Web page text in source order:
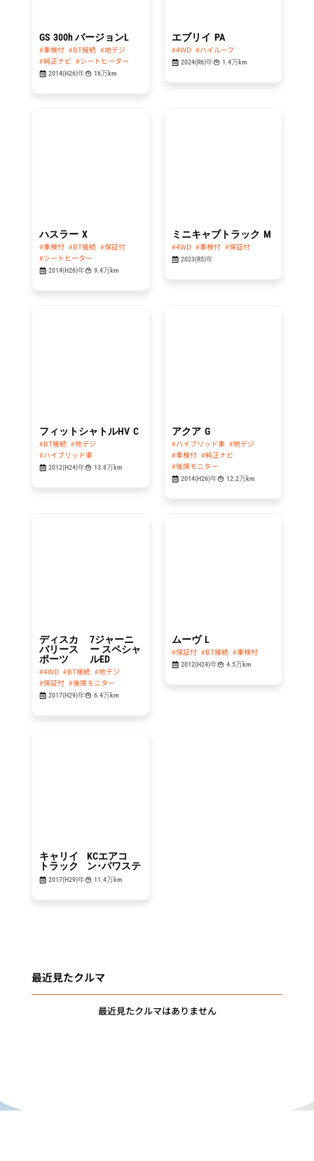
GS 300h バージョンL
#車検付 #BT接続 #地デジ
#純正ナビ #シートヒーター
2014(H26)年 16万km
エブリイ PA
#4WD #ハイルーフ
2024(R6)年 1.4万km
ハスラー X
#車検付 #BT接続 #保証付
#シートヒーター
2014(H26)年 9.4万km
ミニキャブトラック M
#4WD #車検付 #保証付
2023(R5)年
フィットシャトルHV C
#BT接続 #地デジ
#ハイブリッド車
2012(H24)年 13.8万km
アクア G
#ハイブリッド車 #地デジ
#車検付 #純正ナビ
#後席モニター
2014(H26)年 12.2万km
ディスカ
バリース
ポーツ
7ジャーニ
ー スペシャ
ルED
#4WD #BT接続 #地デジ
#保証付 #後席モニター
2017(H29)年 6.4万km
ムーヴ L
#保証付 #BT接続 #車検付
2012(H24)年 4.5万km
キャリイ
トラック
KCエアコ
ン･パワステ
2017(H29)年 11.4万km
最近見たクルマ
最近見たクルマはありません